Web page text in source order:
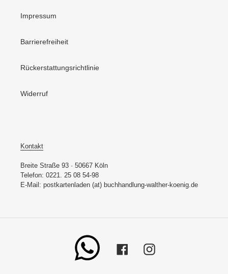
Impressum
Barrierefreiheit
Rückerstattungsrichtlinie
Widerruf
Kontakt
Breite Straße 93 · 50667 Köln
Telefon: 0221. 25 08 54-98
E-Mail: postkartenladen (at) buchhandlung-walther-koenig.de
FacebookInstagram